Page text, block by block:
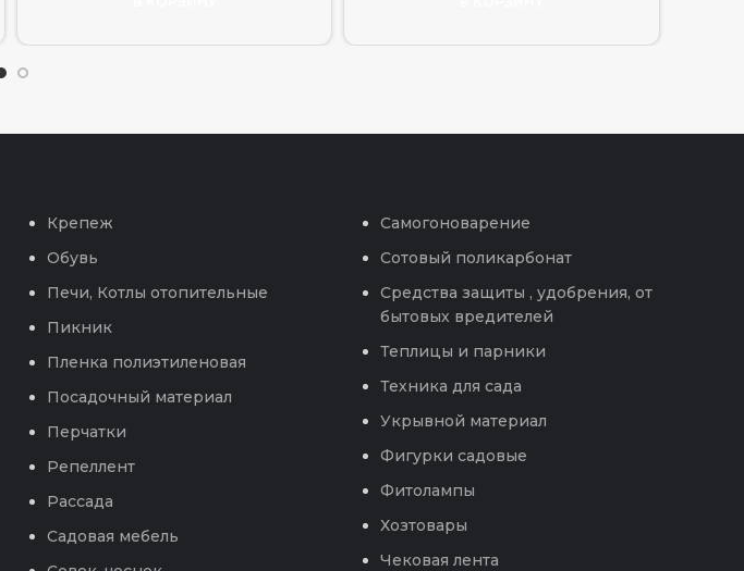
Крепеж
Обувь
Печи, Котлы отопительные
Пикник
Пленка полиэтиленовая
Посадочный материал
Перчатки
Репеллент
Рассада
Садовая мебель
Самогоноварение
Сотовый поликарбонат
Средства защиты , удобрения, от
бытовых вредителей
Теплицы и парники
Техника для сада
Укрывной материал
Фигурки садовые
Фитолампы
Хозтовары
Чековая лента